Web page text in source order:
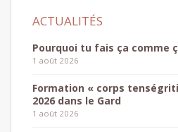
Pourquoi tu fais ça comme
1 août 2026
Formation « corps
2026 dans le Gard
1 août 2026